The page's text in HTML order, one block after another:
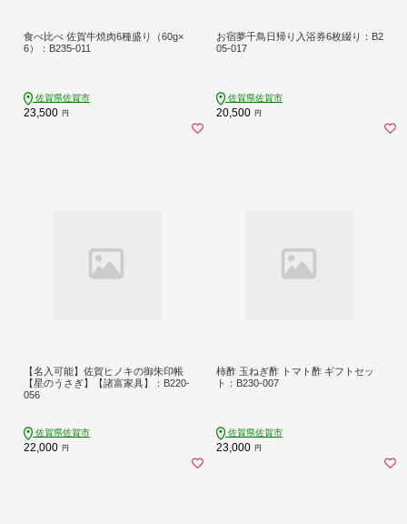
食べ比べ 佐賀牛焼肉6種盛り（60g×
6）：B235-011
佐賀県佐賀市
23,500 円
お宿夢千鳥日帰り入浴券6枚綴り：B2
05-017
佐賀県佐賀市
20,500 円
【名入可能】佐賀ヒノキの御朱印帳
【星のうさぎ】【諸富家具】：B220-
056
佐賀県佐賀市
22,000 円
柿酢 玉ねぎ酢 トマト酢 ギフトセッ
ト：B230-007
佐賀県佐賀市
23,000 円